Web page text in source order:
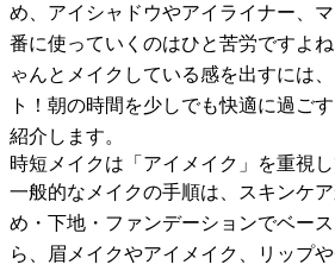
め、アイシャドウやアイライナー、
番に使っていくのはひと苦労ですよ
ゃんとメイクしている感を出すには
ト！朝の時間を少しでも快適に過ご
紹介します。
時短メイクは「アイメイク」を重視し
一般的なメイクの手順は、スキンケ
め・下地・ファンデーションでベー
ら、眉メイクやアイメイク、リップ